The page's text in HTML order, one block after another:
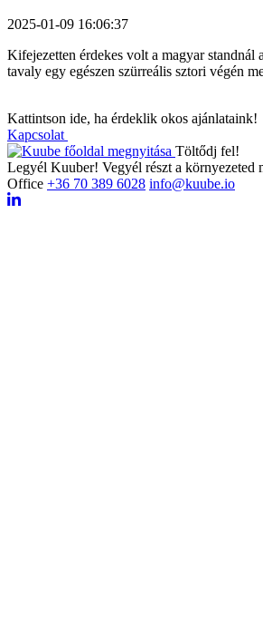
2025-01-09 16:06:37
Kifejezetten érdekes volt a magyar standnál
tavaly egy egészen szürreális sztori végén
Kattintson ide, ha érdeklik okos ajánlataink!
Kapcsolat
Töltődj fel!
Legyél Kuuber! Vegyél részt a környezeted
Office +36 70 389 6028 info@kuube.io